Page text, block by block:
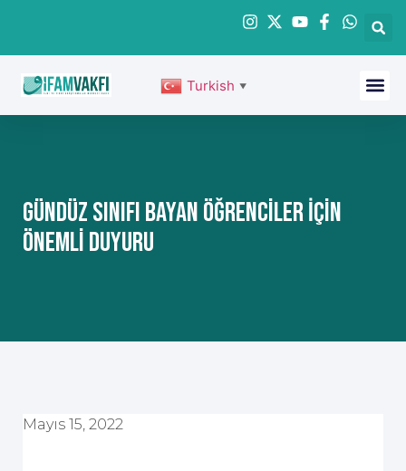
Turkish ▼
Gündüz Sınıfı Bayan Öğrenciler İçin
Önemli Duyuru
Mayıs 15, 2022